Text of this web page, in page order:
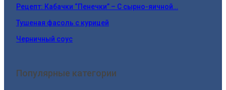
Рецепт: Кабачки “Пенечки” – С сырно-яичной…
Тушеная фасоль с курицей
Черничный соус
Популярные категории